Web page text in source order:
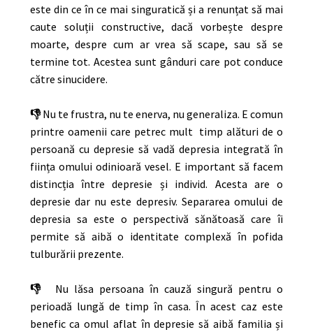
este din ce în ce mai singuratică și a renunțat să mai
caute soluții constructive, dacă vorbește despre
moarte, despre cum ar vrea să scape, sau să se
termine tot. Acestea sunt gânduri care pot conduce
către sinucidere.
👎Nu te frustra, nu te enerva, nu generaliza. E comun
printre oamenii care petrec mult timp alături de o
persoană cu depresie să vadă depresia integrată în
ființa omului odinioară vesel. E important să facem
distincția între depresie și individ. Acesta are o
depresie dar nu este depresiv. Separarea omului de
depresia sa este o perspectivă sănătoasă care îi
permite să aibă o identitate complexă în pofida
tulburării prezente.
👎
Nu lăsa persoana în cauză singură pentru o
perioadă lungă de timp în casa. În acest caz este
benefic ca omul aflat în depresie să aibă familia și